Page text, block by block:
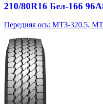
210/80R16 Бел-166
Передняя ось: МТЗ-320.5,